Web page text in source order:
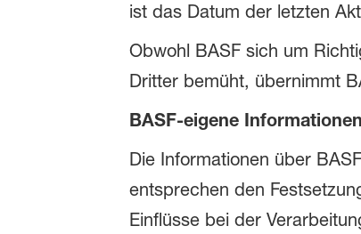
ist das Datum der letzten
Obwohl BASF sich um
Dritter bemüht, übernimmt
BASF-eigene
Die Informationen über
entsprechen den
Einflüsse bei der